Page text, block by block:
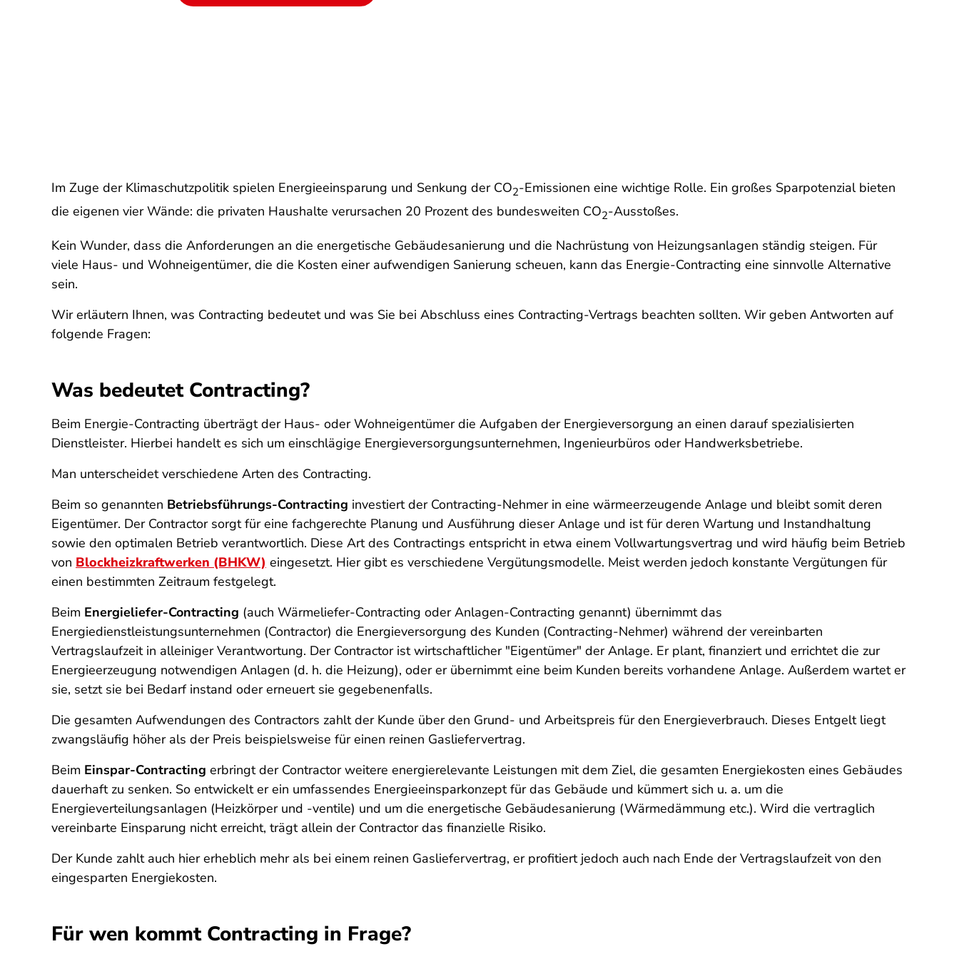
Im Zuge der Klimaschutzpolitik spielen Energieeinsparung und Senkung der CO2-Emissionen eine wichtige Rolle. Ein großes Sparpotenzial bieten
die eigenen vier Wände: die privaten Haushalte verursachen 20 Prozent des bundesweiten CO2-Ausstoßes.
Kein Wunder, dass die Anforderungen an die energetische Gebäudesanierung und die Nachrüstung von Heizungsanlagen ständig steigen. Für
viele Haus- und Wohneigentümer, die die Kosten einer aufwendigen Sanierung scheuen, kann das Energie-Contracting eine sinnvolle Alternative
sein.
Wir erläutern Ihnen, was Contracting bedeutet und was Sie bei Abschluss eines Contracting-Vertrags beachten sollten. Wir geben Antworten auf
folgende Fragen:
Was bedeutet Contracting?
Beim Energie-Contracting überträgt der Haus- oder Wohneigentümer die Aufgaben der Energieversorgung an einen darauf spezialisierten
Dienstleister. Hierbei handelt es sich um einschlägige Energieversorgungsunternehmen, Ingenieurbüros oder Handwerksbetriebe.
Man unterscheidet verschiedene Arten des Contracting.
Beim so genannten Betriebsführungs-Contracting investiert der Contracting-Nehmer in eine wärmeerzeugende Anlage und bleibt somit deren
Eigentümer. Der Contractor sorgt für eine fachgerechte Planung und Ausführung dieser Anlage und ist für deren Wartung und Instandhaltung
sowie den optimalen Betrieb verantwortlich. Diese Art des Contractings entspricht in etwa einem Vollwartungsvertrag und wird häufig beim Betrieb
von Blockheizkraftwerken (BHKW) eingesetzt. Hier gibt es verschiedene Vergütungsmodelle. Meist werden jedoch konstante Vergütungen für
einen bestimmten Zeitraum festgelegt.
Beim Energieliefer-Contracting (auch Wärmeliefer-Contracting oder Anlagen-Contracting genannt) übernimmt das
Energiedienstleistungsunternehmen (Contractor) die Energieversorgung des Kunden (Contracting-Nehmer) während der vereinbarten
Vertragslaufzeit in alleiniger Verantwortung. Der Contractor ist wirtschaftlicher "Eigentümer" der Anlage. Er plant, finanziert und errichtet die zur
Energieerzeugung notwendigen Anlagen (d. h. die Heizung), oder er übernimmt eine beim Kunden bereits vorhandene Anlage. Außerdem wartet er
sie, setzt sie bei Bedarf instand oder erneuert sie gegebenenfalls.
Die gesamten Aufwendungen des Contractors zahlt der Kunde über den Grund- und Arbeitspreis für den Energieverbrauch. Dieses Entgelt liegt
zwangsläufig höher als der Preis beispielsweise für einen reinen Gasliefervertrag.
Beim Einspar-Contracting erbringt der Contractor weitere energierelevante Leistungen mit dem Ziel, die gesamten Energiekosten eines Gebäudes
dauerhaft zu senken. So entwickelt er ein umfassendes Energieeinsparkonzept für das Gebäude und kümmert sich u. a. um die
Energieverteilungsanlagen (Heizkörper und -ventile) und um die energetische Gebäudesanierung (Wärmedämmung etc.). Wird die vertraglich
vereinbarte Einsparung nicht erreicht, trägt allein der Contractor das finanzielle Risiko.
Der Kunde zahlt auch hier erheblich mehr als bei einem reinen Gasliefervertrag, er profitiert jedoch auch nach Ende der Vertragslaufzeit von den
eingesparten Energiekosten.
Für wen kommt Contracting in Frage?